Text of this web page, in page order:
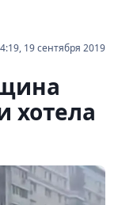
19 сентября 2019
хотела